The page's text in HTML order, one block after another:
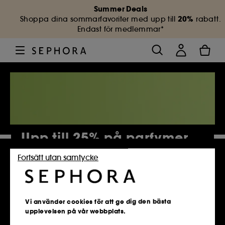
Summer Deals
Shoppa dina sommarfavoriter med upp till 20% rabatt.
Endast för medlemmar*
Upp till 25% på parfymer
4 882 Produkter
Vi använder cookies för att ge dig den bästa
upplevelsen på vår webbplats.
Fortsätt utan samtycke